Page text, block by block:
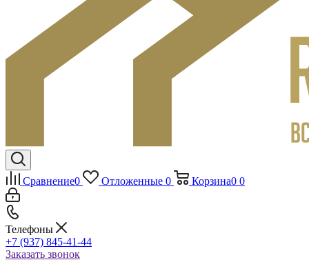
Сравнение0 Отложенные 0 Корзина0 0
Телефоны
+7 (937) 845-41-44
Заказать звонок